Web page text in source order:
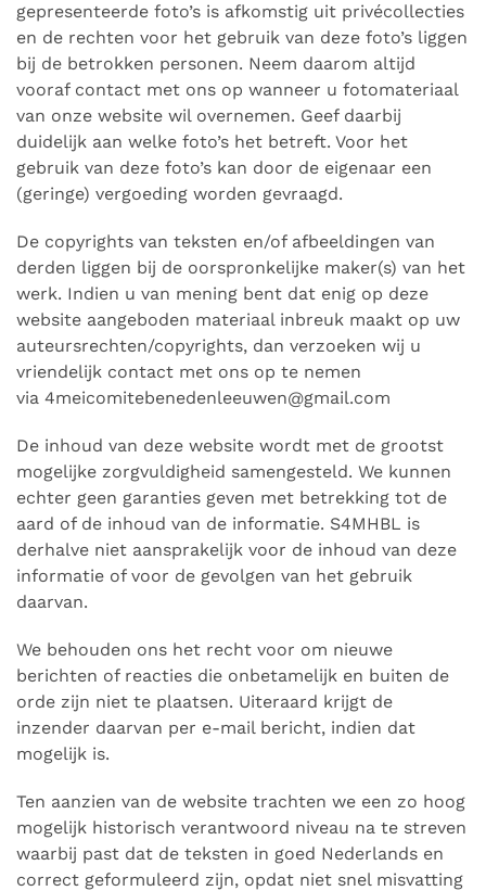
gepresenteerde foto’s is afkomstig uit privécollecties
en de rechten voor het gebruik van deze foto’s liggen
bij de betrokken personen. Neem daarom altijd
vooraf contact met ons op wanneer u fotomateriaal
van onze website wil overnemen. Geef daarbij
duidelijk aan welke foto’s het betreft. Voor het
gebruik van deze foto’s kan door de eigenaar een
(geringe) vergoeding worden gevraagd.
De copyrights van teksten en/of afbeeldingen van
derden liggen bij de oorspronkelijke maker(s) van het
werk. Indien u van mening bent dat enig op deze
website aangeboden materiaal inbreuk maakt op uw
auteursrechten/copyrights, dan verzoeken wij u
vriendelijk contact met ons op te nemen
via 4meicomitebenedenleeuwen@gmail.com
De inhoud van deze website wordt met de grootst
mogelijke zorgvuldigheid samengesteld. We kunnen
echter geen garanties geven met betrekking tot de
aard of de inhoud van de informatie. S4MHBL is
derhalve niet aansprakelijk voor de inhoud van deze
informatie of voor de gevolgen van het gebruik
daarvan.
We behouden ons het recht voor om nieuwe
berichten of reacties die onbetamelijk en buiten de
orde zijn niet te plaatsen. Uiteraard krijgt de
inzender daarvan per e-mail bericht, indien dat
mogelijk is.
Ten aanzien van de website trachten we een zo hoog
mogelijk historisch verantwoord niveau na te streven
waarbij past dat de teksten in goed Nederlands en
correct geformuleerd zijn, opdat niet snel misvatting